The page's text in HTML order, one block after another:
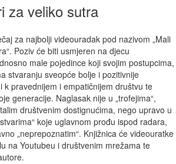
za veliko sutra
za najbolji videouradak pod nazivom „Mali
Poziv će biti usmjeren na djecu
male pojedince koji svojim postupcima,
stvaranju sveopće bolje i pozitivnije
k pravednijem i empatičnijem društvu te
generacije. Naglasak nije u „trofejima“,
društvenim dostignućima, nego upravo u
koje uglavnom prođu ispod radara,
„neprepoznatim“. Knjižnica će videouratke
na Youtubeu i društvenim mrežama te